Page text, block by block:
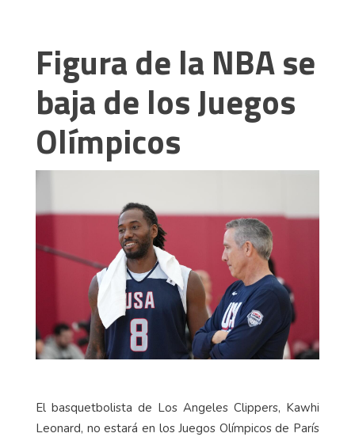
Figura de la NBA se
baja de los Juegos
Olímpicos
El basquetbolista de Los Angeles Clippers, Kawhi
Leonard, no estará en los Juegos Olímpicos de París